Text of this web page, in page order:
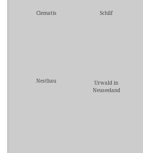
Clematis Schilf
Nestbau
Urwald in
Neuseeland